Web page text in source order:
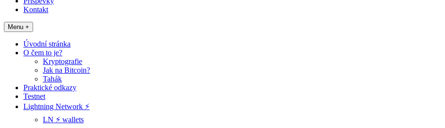
Kontakt
Menu +
Úvodní stránka
O čem to je?
Kryptografie
Jak na Bitcoin?
Tahák
Praktické odkazy
Testnet
Lightning Network ⚡️
LN ⚡️ wallets